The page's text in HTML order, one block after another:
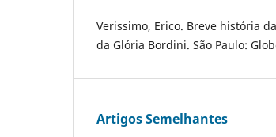
Verissimo, Erico. Breve história
da Glória Bordini. São Paulo:
Artigos Semelhantes